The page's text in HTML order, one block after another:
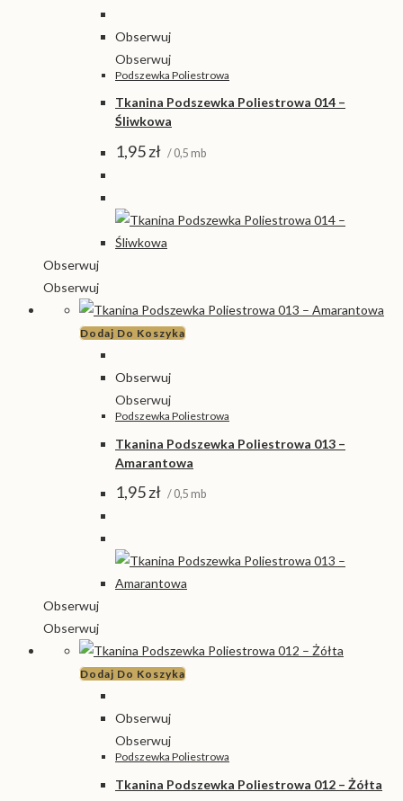
Obserwuj
Obserwuj
Podszewka Poliestrowa
Tkanina Podszewka Poliestrowa 014 –
Śliwkowa
1,95zł / 0,5 mb
Obserwuj
Obserwuj
Dodaj Do Koszyka
Obserwuj
Obserwuj
Podszewka Poliestrowa
Tkanina Podszewka Poliestrowa 013 –
Amarantowa
1,95zł / 0,5 mb
Obserwuj
Obserwuj
Dodaj Do Koszyka
Obserwuj
Obserwuj
Podszewka Poliestrowa
Tkanina Podszewka Poliestrowa 012 – Żółta